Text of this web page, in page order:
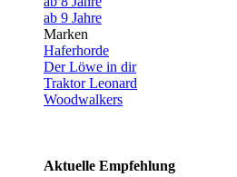
ab 9 Jahre
Marken
Haferhorde
Der Löwe in dir
Traktor Leonard
Woodwalkers
Aktuelle Empfehlung